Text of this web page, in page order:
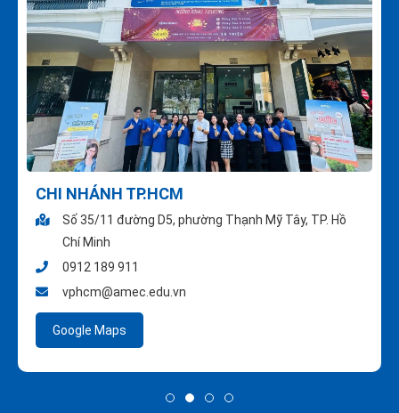
CHI NHÁNH TP.HCM
Số 35/11 đường D5, phường Thạnh Mỹ Tây, TP. Hồ
Chí Minh
0912 189 911
vphcm@amec.edu.vn
Google Maps